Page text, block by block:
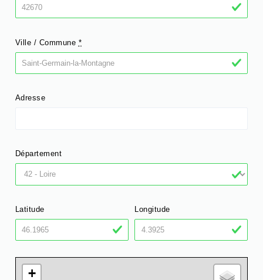
Ville / Commune *
Adresse
Département
Latitude Longitude
+